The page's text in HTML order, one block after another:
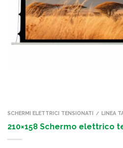
SCHERMI ELETTRICI TENSIONATI / LINEA
210×158 Schermo elettrico